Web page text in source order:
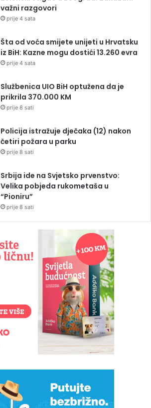
važni razgovori
prije 4 sata
Šta od voća smijete unijeti u Hrvatsku
iz BiH: Kazne mogu dostići 13.260 evra
prije 4 sata
Službenica UIO BiH optužena da je
prikrila 370.000 KM
prije 8 sati
Policija istražuje dječaka (12) nakon
četiri požara u parku
prije 8 sati
Srbija ide na Svjetsko prvenstvo:
Velika pobjeda rukometaša u
“Pioniru”
prije 8 sati